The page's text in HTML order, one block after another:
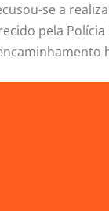
se a
pela Polícia